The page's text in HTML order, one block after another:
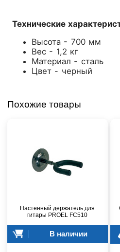
Технические
Высота - 700 мм
Вес - 1,2 кг
Материал - сталь
Цвет - черный
Похожие товары
Настенный держатель для
гитары PROEL FC510
В наличии